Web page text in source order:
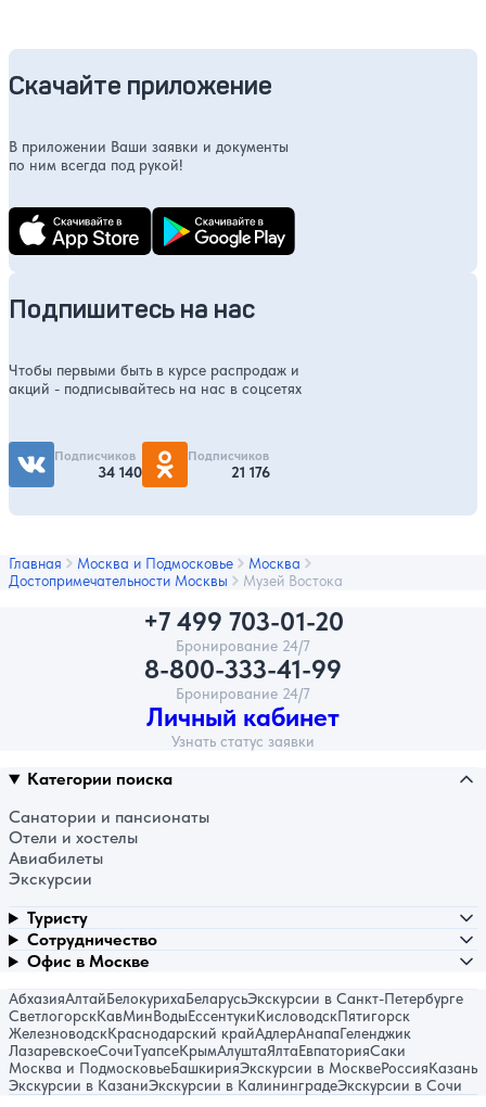
Скачайте приложение
В приложении Ваши заявки и документы
по ним всегда под рукой!
Подпишитесь на нас
Чтобы первыми быть в курсе распродаж и
акций - подписывайтесь на нас в соцсетях
Подписчиков
34 140
Подписчиков
21 176
Главная Москва и Подмосковье
Москва
Достопримечательности Москвы
Музей Востока
+7 499 703-01-20
Бронирование 24/7
8-800-333-41-99
Бронирование 24/7
Личный кабинет
Узнать статус заявки
Категории поиска
Санатории и пансионаты
Отели и хостелы
Авиабилеты
Экскурсии
Туристу
Сотрудничество
Офис в Москве
АбхазияАлтайБелокурихаБеларусьЭкскурсии в Санкт-Петербурге
СветлогорскКавМинВодыЕссентукиКисловодскПятигорск
ЖелезноводскКраснодарский крайАдлерАнапаГеленджик
ЛазаревскоеСочиТуапсеКрымАлуштаЯлтаЕвпаторияСаки
Москва и ПодмосковьеБашкирияЭкскурсии в МосквеРоссияКазань
Экскурсии в КазаниЭкскурсии в КалининградеЭкскурсии в Сочи